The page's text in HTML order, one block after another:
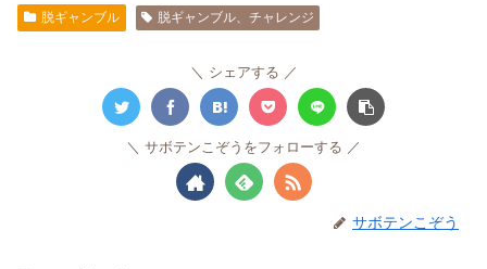
脱ギャンブル 脱ギャンブル、チャレンジ
シェアする
サボテンこぞうをフォローする
サボテンこぞう